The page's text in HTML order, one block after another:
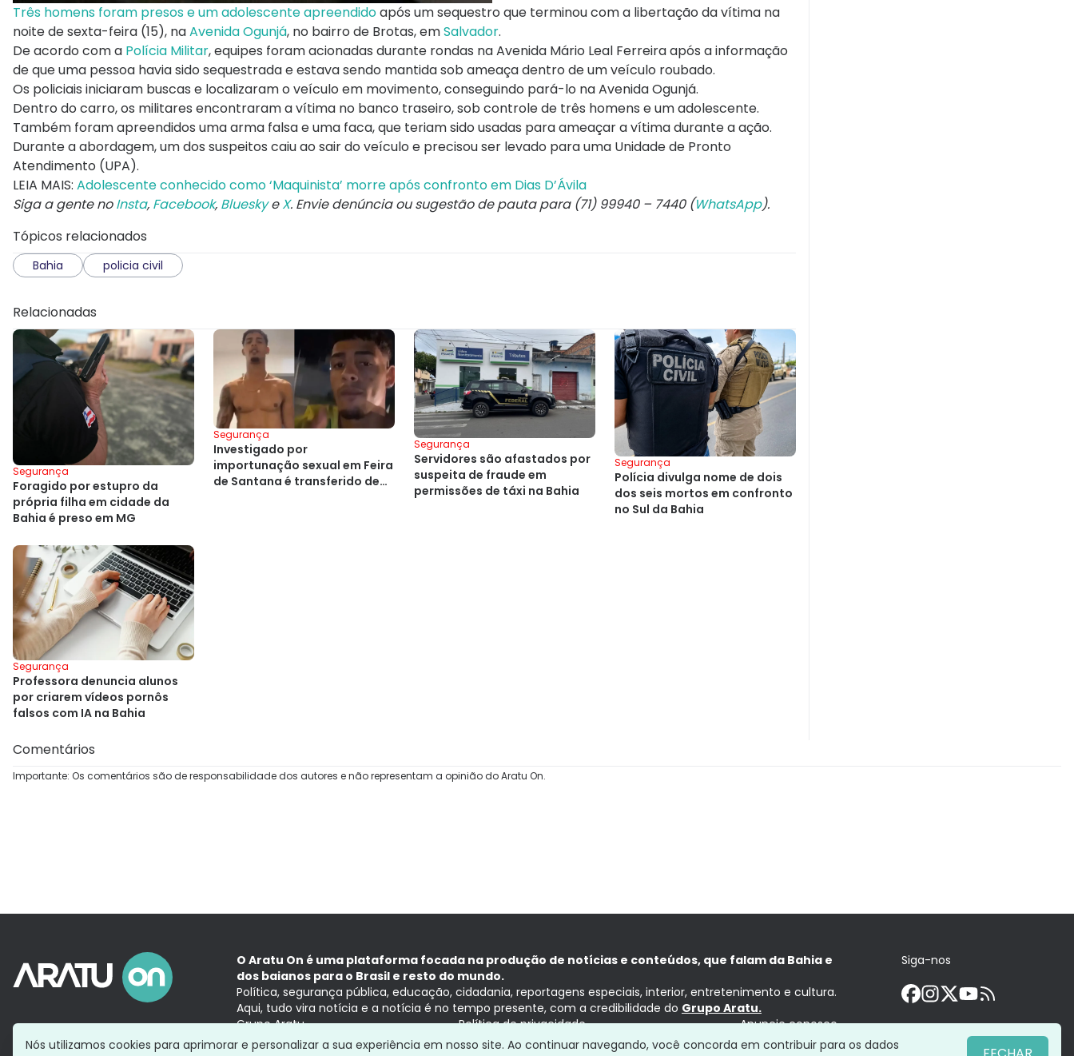
Três homens foram presos e um adolescente apreendidoapós um sequestro que terminou com a libertação da vítima na
noite de sexta-feira (15), naAvenida Ogunjá, no bairro de Brotas, emSalvador.
De acordo com a Polícia Militar, equipes foram acionadas durante rondas na Avenida Mário Leal Ferreira após a informação
de que uma pessoa havia sido sequestrada e estava sendo mantida sob ameaça dentro de um veículo roubado.
Os policiais iniciaram buscas e localizaram o veículo em movimento, conseguindo pará-lo na Avenida Ogunjá.
Dentro do carro, os militares encontraram a vítima no banco traseiro, sob controle de três homens e um adolescente.
Também foram apreendidos uma arma falsa e uma faca, que teriam sido usadas para ameaçar a vítima durante a ação.
Durante a abordagem, um dos suspeitos caiu ao sair do veículo e precisou ser levado para uma Unidade de Pronto
Atendimento (UPA).
LEIA MAIS: Adolescente conhecido como ‘Maquinista’ morre após confronto em Dias D’Ávila
Siga a gente noInsta, Facebook, BlueskyeX. Envie denúncia ou sugestão de pauta para (71) 99940 – 7440 (WhatsApp).
Tópicos relacionados
Bahia policia civil
Relacionadas
Segurança
Foragido por estupro da
própria filha em cidade da
Bahia é preso em MG
Segurança
Investigado por
importunação sexual em Feira
de Santana é transferido de
Segurança
Servidores são afastados por
suspeita de fraude em
permissões de táxi na Bahia
Segurança
Polícia divulga nome de dois
dos seis mortos em confronto
no Sul da Bahia
Segurança
Professora denuncia alunos
por criarem vídeos pornôs
falsos com IA na Bahia
Comentários
Importante: Os comentários são de responsabilidade dos autores e não representam a opinião do Aratu On.
O Aratu On é uma plataforma focada na produção de notícias e conteúdos, que falam da Bahia e
dos baianos para o Brasil e resto do mundo.
Política, segurança pública, educação, cidadania, reportagens especiais, interior, entretenimento e cultura.
Aqui, tudo vira notícia e a notícia é no tempo presente, com a credibilidade do Grupo Aratu.
Grupo Aratu
Política de privacidade Anuncie conosco
Siga-nos
Nós utilizamos cookies para aprimorar e personalizar a sua experiência em nosso site. Ao continuar navegando, você concorda em contribuir para os dados